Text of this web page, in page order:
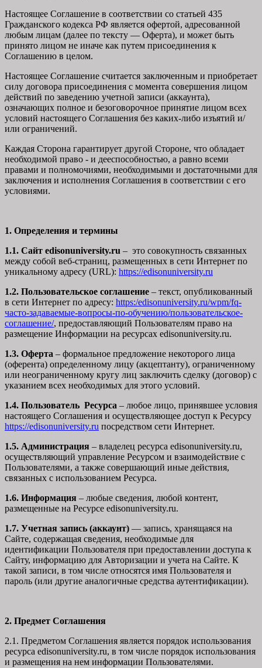
Настоящее Соглашение в соответствии со статьей 435
Гражданского кодекса РФ является офертой, адресованной
любым лицам (далее по тексту — Оферта), и может быть
принято лицом не иначе как путем присоединения к
Соглашению в целом.
Настоящее Соглашение считается заключенным и приобретает
силу договора присоединения с момента совершения лицом
действий по заведению учетной записи (аккаунта),
означающих полное и безоговорочное принятие лицом всех
условий настоящего Соглашения без каких-либо изъятий и/
или ограничений.
Каждая Сторона гарантирует другой Стороне, что обладает
необходимой право - и дееспособностью, а равно всеми
правами и полномочиями, необходимыми и достаточными для
заключения и исполнения Соглашения в соответствии с его
условиями.
1. Определения и термины
1.1. Сайт edisonuniversity.ru – это совокупность связанных
между собой веб-страниц, размещенных в сети Интернет по
уникальному адресу (URL): https://edisonuniversity.ru
1.2. Пользовательское соглашение – текст, опубликованный
в сети Интернет по адресу: https:/edisonuniversity.ru/wpm/fq-
часто-задаваемые-вопросы-по-обучению/пользовательское-
соглашение/, предоставляющий Пользователям право на
размещение Информации на ресурсах edisonuniversity.ru.
1.3. Оферта – формальное предложение некоторого лица
(оферента) определенному лицу (акцептанту), ограниченному
или неограниченному кругу лиц заключить сделку (договор) с
указанием всех необходимых для этого условий.
1.4. Пользователь Ресурса – любое лицо, принявшее условия
настоящего Соглашения и осуществляющее доступ к Ресурсу
https://edisonuniversity.ru посредством сети Интернет.
1.5. Администрация – владелец ресурса edisonuniversity.ru,
осуществляющий управление Ресурсом и взаимодействие с
Пользователями, а также совершающий иные действия,
связанных с использованием Ресурса.
1.6. Информация – любые сведения, любой контент,
размещенные на Ресурсе edisonuniversity.ru.
1.7. Учетная запись (аккаунт) — запись, хранящаяся на
Сайте, содержащая сведения, необходимые для
идентификации Пользователя при предоставлении доступа к
Сайту, информацию для Авторизации и учета на Сайте. К
такой записи, в том числе относятся имя Пользователя и
пароль (или другие аналогичные средства аутентификации).
2. Предмет Соглашения
2.1. Предметом Соглашения является порядок использования
ресурса edisonuniversity.ru, в том числе порядок использования
и размещения на нем информации Пользователями.